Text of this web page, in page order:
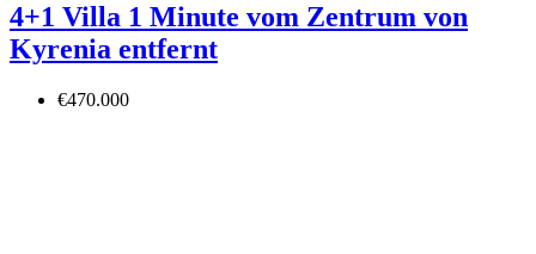
4+1 Villa 1 Minute vom Zentrum von
Kyrenia entfernt
€470.000